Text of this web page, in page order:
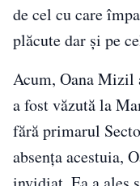
de cel cu care
plăcute dar și pe
Acum, Oana Mizil
a fost văzută la
fără primarul
absența acestuia,